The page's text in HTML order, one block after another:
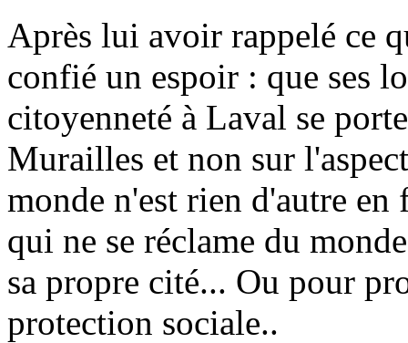
Après lui avoir rappelé ce
confié un espoir : que ses
citoyenneté à Laval se
Murailles et non sur
monde n'est rien d'autre
qui ne se réclame du
sa propre cité... Ou pour
protection sociale..